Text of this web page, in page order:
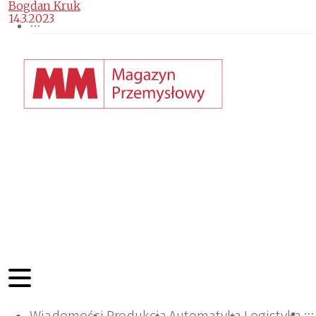
Bogdan Kruk
14.3.2023